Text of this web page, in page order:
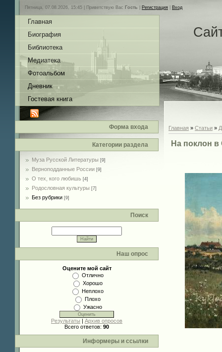
Пятница, 07.08.2026, 15:45 | Приветствую Вас Гость Регистрация Вход
Главная
Биография
Библиотека
Медиатека
Фотоальбом
Дневник
Гостевая книга
Форма входа
Категории раздела
Муза Русской Литературы [9]
Верноподданные России [9]
О тех, кого любишь [4]
Родословная культуры [7]
Без рубрики [9]
Поиск
Наш опрос
Оцените мой сайт
Отлично
Хорошо
Неплохо
Плохо
Ужасно
Результаты | Архив опросов
Всего ответов: 90
Информеры и ссылки
Главная » Статьи »
На поклон